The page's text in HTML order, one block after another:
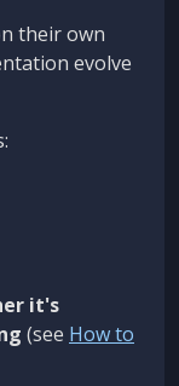
their own
evolve
it's
(see How to